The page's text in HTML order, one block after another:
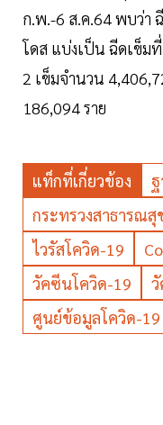
ก.พ.-6 ส.ค.64 พบว่า
โดส แบ่งเป็น ฉีดเข็ม
2 เข็มจำนวน
186,094 ราย
แท็กที่เกี่ยวข้อง
กระทรวงสาธารณสุ
ไวรัสโควิด-19
วัคซีนโควิด-19
ศูนย์ข้อมูลโควิด-19